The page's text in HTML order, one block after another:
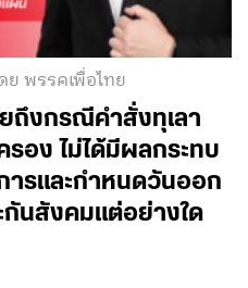
ย พรรคเพื่อไทย
ถึงกรณีคำสั่งทุเลา
อง ไม่ได้มีผลกระทบ
ารและกำหนดวันออก
กันสังคมแต่อย่างใด